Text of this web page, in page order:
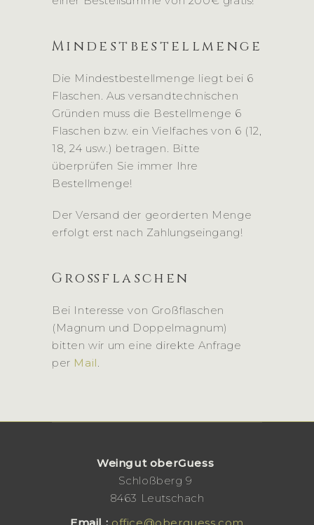
Mindestbestellmenge
Die Mindestbestellmenge liegt bei 6
Flaschen. Aus versandtechnischen
Gründen muss die Bestellmenge 6
Flaschen bzw. ein Vielfaches von 6 (12,
18, 24 usw.) betragen. Bitte
überprüfen Sie immer Ihre
Bestellmenge!
Der Versand der georderten Menge
erfolgt erst nach Zahlungseingang!
Großflaschen
Bei Interesse von Großflaschen
(Magnum und Doppelmagnum)
bitten wir um eine direkte Anfrage
per Mail.
Weingut oberGuess
Schloßberg 9
8463 Leutschach